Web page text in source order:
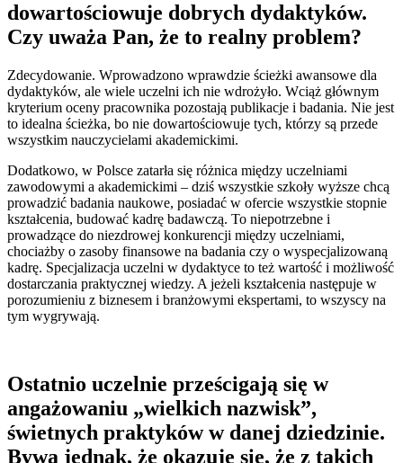
dowartościowuje dobrych dydaktyków.
Czy uważa Pan, że to realny problem?
Zdecydowanie. Wprowadzono wprawdzie ścieżki awansowe dla
dydaktyków, ale wiele uczelni ich nie wdrożyło. Wciąż głównym
kryterium oceny pracownika pozostają publikacje i badania. Nie jest
to idealna ścieżka, bo nie dowartościowuje tych, którzy są przede
wszystkim nauczycielami akademickimi.
Dodatkowo, w Polsce zatarła się różnica między uczelniami
zawodowymi a akademickimi – dziś wszystkie szkoły wyższe chcą
prowadzić badania naukowe, posiadać w ofercie wszystkie stopnie
kształcenia, budować kadrę badawczą. To niepotrzebne i
prowadzące do niezdrowej konkurencji między uczelniami,
chociażby o zasoby finansowe na badania czy o wyspecjalizowaną
kadrę. Specjalizacja uczelni w dydaktyce to też wartość i możliwość
dostarczania praktycznej wiedzy. A jeżeli kształcenia następuje w
porozumieniu z biznesem i branżowymi ekspertami, to wszyscy na
tym wygrywają.
Ostatnio uczelnie prześcigają się w
angażowaniu „wielkich nazwisk”,
świetnych praktyków w danej dziedzinie.
Bywa jednak, że okazuje się, że z takich